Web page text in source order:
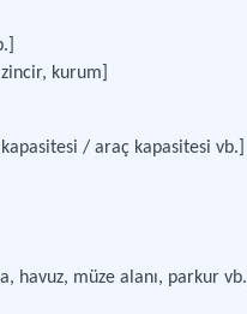
kurum]
/ araç kapasitesi vb.]
havuz, müze alanı, parkur vb.]